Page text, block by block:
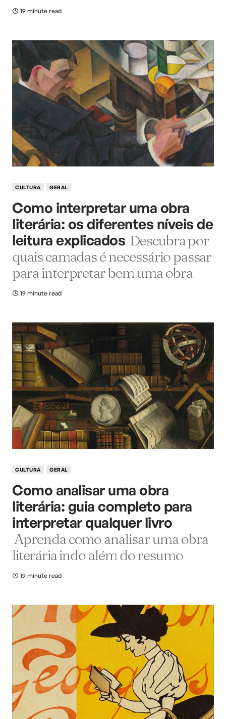
19 minute read
CULTURA GERAL
Como interpretar uma obra
literária: os diferentes níveis de
leitura explicados Descubra por
quais camadas é necessário passar
para interpretar bem uma obra
19 minute read
CULTURA GERAL
Como analisar uma obra
literária: guia completo para
interpretar qualquer livro
Aprenda como analisar uma obra
literária indo além do resumo
19 minute read